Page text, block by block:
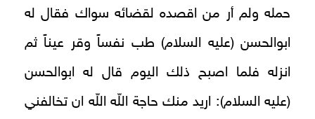
حمله ولم أر من اقصده لقضائه سواك فقال له
ابوالحسن (عليه السلام) طب نفساً وقر عيناً ثم
انزله فلما اصبح ذلك اليوم قال له ابوالحسن
(عليه السلام): اريد منك حاجة اللّه اللّه ان تخالفني